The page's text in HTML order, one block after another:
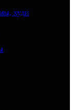
худи